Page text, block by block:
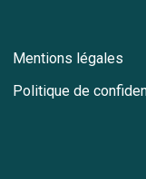
Mentions légales
Politique de